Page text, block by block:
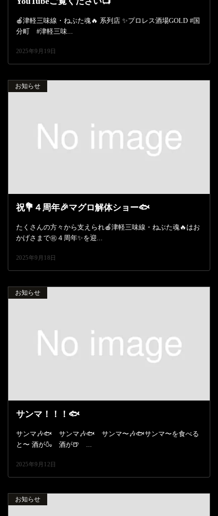
🍎津軽三味線・ねぶた魂🔥 系列店 ✨️プロレス酒場GOLD #国
分町 #津軽三味...
2025年9月19日
お知らせ
祝💐４周年🎉マグロ解体ショー🐟️
たくさんの方々から支えられ🍎津軽三味線・ねぶた魂🔥はお
かげさまで㊗️４周年✨を迎...
2025年9月18日
お知らせ
サンマ！！！🐟️
サンマ🎶🐟️ サンマ🎶🐟️ サンマ〜🎶🐟️サンマ〜を食べる
と〜 酒が🍶 酒が🍺 ...
2025年9月12日
お知らせ